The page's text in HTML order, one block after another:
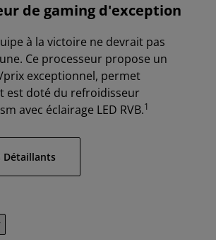
de gaming d'exception
à la victoire ne devrait pas
Ce processeur propose un
exceptionnel, permet
est doté du refroidisseur
avec éclairage LED RVB.1
Détaillants